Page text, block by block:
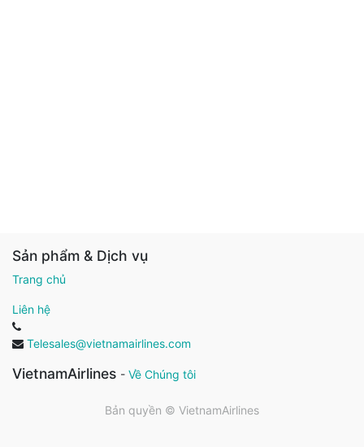
Sản phẩm & Dịch vụ
Trang chủ
Liên hệ
Telesales@vietnamairlines.com
VietnamAirlines - Về Chúng tôi
Bản quyền © VietnamAirlines